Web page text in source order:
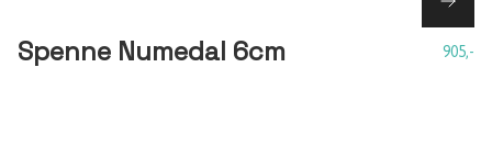
Spenne Numedal 6cm 905,-